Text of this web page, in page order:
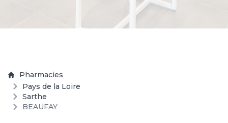
Pharmacies
Pays de la Loire
Sarthe
BEAUFAY